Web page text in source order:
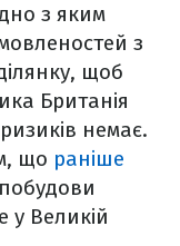
з яким
з
щоб
Британія
немає.
що раніше
у Великій